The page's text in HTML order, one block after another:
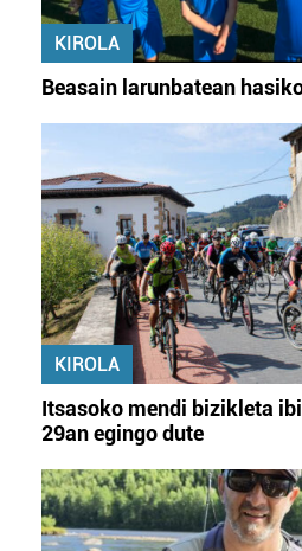
KIROLA
Beasain larunbatean
KIROLA
Itsasoko mendi bizikleta
29an egingo dute